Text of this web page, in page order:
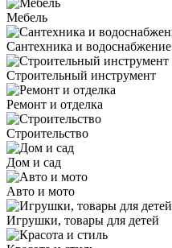
Мебель
Сантехника и водоснабжение
Строительный инструмент
Ремонт и отделка
Строительство
Дом и сад
Авто и мото
Игрушки, товары для детей